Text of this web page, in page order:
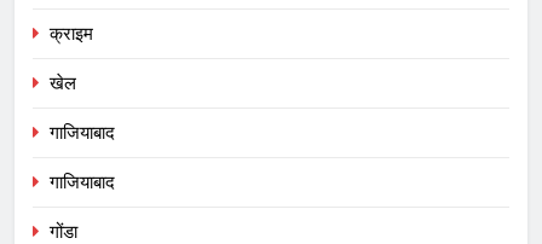
क्राइम
खेल
गाजियाबाद
गाजियाबाद
गोंडा